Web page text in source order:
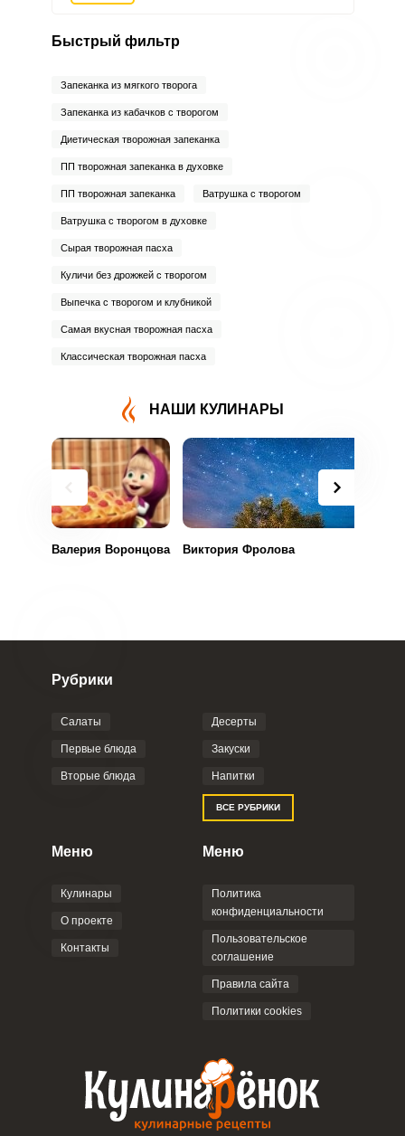
Быстрый фильтр
Запеканка из мягкого творога
Запеканка из кабачков с творогом
Диетическая творожная запеканка
ПП творожная запеканка в духовке
ПП творожная запеканка Ватрушка с творогом
Ватрушка с творогом в духовке
Сырая творожная пасха
Куличи без дрожжей с творогом
Выпечка с творогом и клубникой
Самая вкусная творожная пасха
Классическая творожная пасха
НАШИ КУЛИНАРЫ
Валерия Воронцова Виктория Фролова
Рубрики
Салаты
Первые блюда
Вторые блюда
Десерты
Закуски
Напитки
ВСЕ РУБРИКИ
Меню
Кулинары
О проекте
Контакты
Меню
Политика
конфиденциальности
Пользовательское
соглашение
Правила сайта
Политики cookies
РЕГИСТРАЦИЯ
Войдите
с помощью социальных сетей:
или